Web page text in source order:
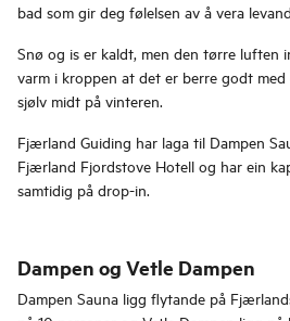
bad som gir deg følelsen av å vera
Snø og is er kaldt, men den tørre luften
varm i kroppen at det er berre godt
sjølv midt på vinteren.
Fjærland Guiding har laga til Dampen
Fjærland Fjordstove Hotell og har ein
samtidig på drop-in.
Dampen og Vetle Dampen
Dampen Sauna ligg flytande på